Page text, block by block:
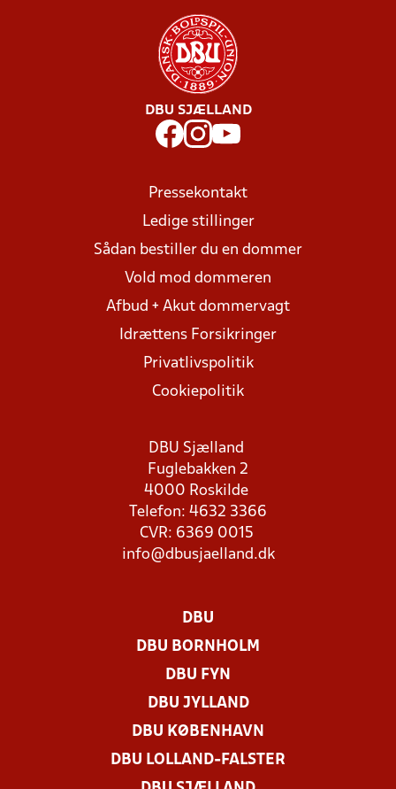
DBU SJÆLLAND
Pressekontakt
Ledige stillinger
Sådan bestiller du en dommer
Vold mod dommeren
Afbud + Akut dommervagt
Idrættens Forsikringer
Privatlivspolitik
Cookiepolitik
DBU Sjælland
Fuglebakken 2
4000 Roskilde
Telefon: 4632 3366
CVR: 6369 0015
info@dbusjaelland.dk
DBU
DBU BORNHOLM
DBU FYN
DBU JYLLAND
DBU KØBENHAVN
DBU LOLLAND-FALSTER